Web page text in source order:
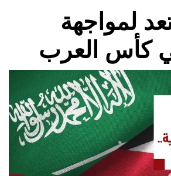
لمواجهة
كأس العرب